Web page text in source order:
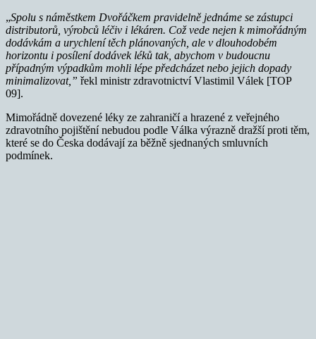
„Spolu s náměstkem Dvořáčkem pravidelně jednáme se zástupci
distributorů, výrobců léčiv i lékáren. Což vede nejen k mimořádným
dodávkám a urychlení těch plánovaných, ale v dlouhodobém
horizontu i posílení dodávek léků tak, abychom v budoucnu
případným výpadkům mohli lépe předcházet nebo jejich dopady
minimalizovat, ” řekl ministr zdravotnictví Vlastimil Válek [TOP
09].
Mimořádně dovezené léky ze zahraničí a hrazené z veřejného
zdravotního pojištění nebudou podle Válka výrazně dražší proti těm,
které se do Česka dodávají za běžně sjednaných smluvních
podmínek.